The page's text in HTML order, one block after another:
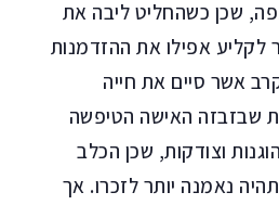
שכן כשהחליט ליבה את
לקליע אפילו את ההזדמנות
אשר סיים את חייה
שבזבזה האישה הטיפשה
וצודקות, שכן הכלב
נאמנה יותר לזכרו. אך